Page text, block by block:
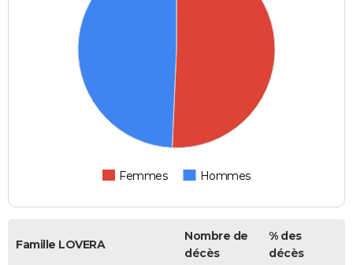
Femmes Hommes
Famille LOVERA
Nombre de
décès
% des
décès